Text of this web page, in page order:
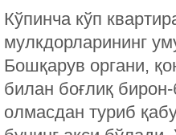
Кўпинча кўп
мулкдорларининг
Бошқарув органи,
билан боғлиқ
олмасдан туриб